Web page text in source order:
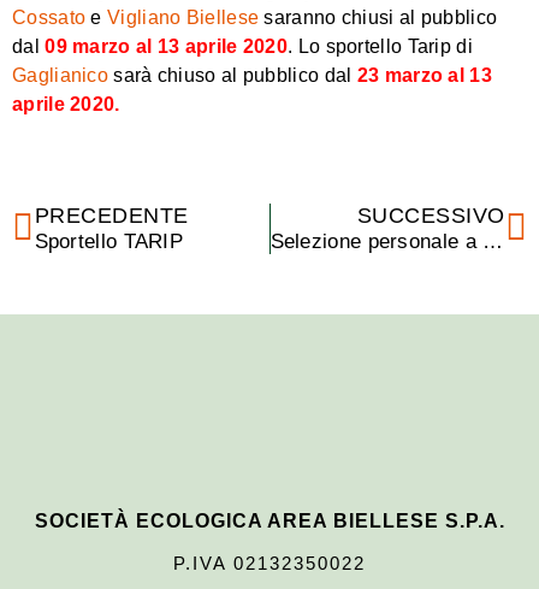
Cossato eVigliano Biellese saranno chiusi al pubblico
dal09 marzo al 13 aprile 2020. Lo sportello Tarip di
Gaglianico sarà chiuso al pubblico dal 23 marzo al 13
aprile 2020.
PRECEDENTE
Sportello TARIP
SUCCESSIVO
Selezione personale a tempo determinato
SOCIETÀ ECOLOGICA AREA BIELLESE S.P.A.
P.IVA 02132350022